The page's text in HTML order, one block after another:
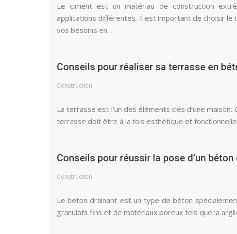
Le ciment est un matériau de construction
applications différentes. Il est important de choisir
vos besoins en…
Conseils pour réaliser sa terrasse en
Construction -
La terrasse est l’un des éléments clés d’une
terrasse doit être à la fois esthétique et
Conseils pour réussir la pose d’un
Construction -
Le béton drainant est un type de béton
granulats fins et de matériaux poreux tels que la